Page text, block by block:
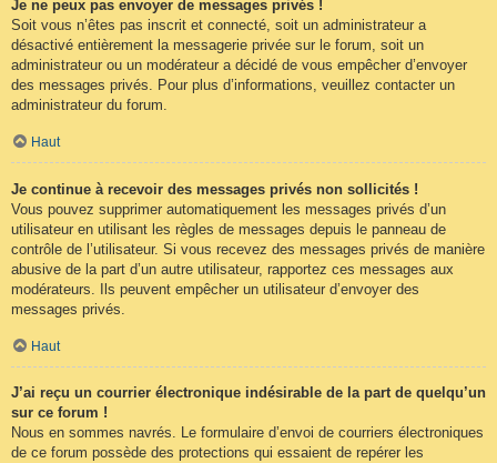
Je ne peux pas envoyer de messages privés !
Soit vous n’êtes pas inscrit et connecté, soit un administrateur a
désactivé entièrement la messagerie privée sur le forum, soit un
administrateur ou un modérateur a décidé de vous empêcher d’envoyer
des messages privés. Pour plus d’informations, veuillez contacter un
administrateur du forum.
Haut
Je continue à recevoir des messages privés non sollicités !
Vous pouvez supprimer automatiquement les messages privés d’un
utilisateur en utilisant les règles de messages depuis le panneau de
contrôle de l’utilisateur. Si vous recevez des messages privés de manière
abusive de la part d’un autre utilisateur, rapportez ces messages aux
modérateurs. Ils peuvent empêcher un utilisateur d’envoyer des
messages privés.
Haut
J’ai reçu un courrier électronique indésirable de la part de quelqu’un
sur ce forum !
Nous en sommes navrés. Le formulaire d’envoi de courriers électroniques
de ce forum possède des protections qui essaient de repérer les